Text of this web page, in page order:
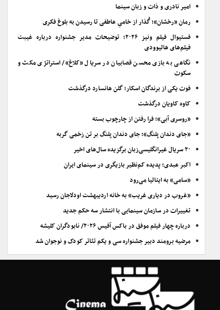
امیر نادری و ذات و زبان سینما
رمان «رخشان»؛ گُذار از خامیِ عاطفی تا رسیدن به بلوغ فکری
فستیوال فیلم ونیز ۲۰۲۶؛ توضیحات مدیر جشنواره درباره غیبت
فیلم‌های هالیوودی
نگاهی به بازی محسن قصابیان در سریال «کلاغ»/ استراتژی مکث و
سکوت
فوت یکی از برندگان اسکار؛ گلن هانسارد درگذشت
کاوه کاویان درگذشت
«روسری آبی»؛ فرا رفتن از چارچوب بسته
«جای دندان پلنگ»؛ جای دندان پلنگ بر تن زخمی گربه
۲۰ سریال غیرانگلیسی‌زبان برگزیده سال‌های اخیر
اکبر عبدی؛ پدیده کم‌نظیر بازیگری در سینمای ایران
«سامی» به ایتالیا می‌رود
«غروب در دیاری غریب» به خانه اردیبهشت اودلاجان رسید
تغییرات در سازمان سینمایی با انتشار سه حکم جدید
درباره چهار فیلم موفق در باکس آفیس ۲۰۲۶/ نابودگران کلیشه
مرضیه برومند دبیر جشنواره سی و یکم تئاتر کودک و نوجوان شد